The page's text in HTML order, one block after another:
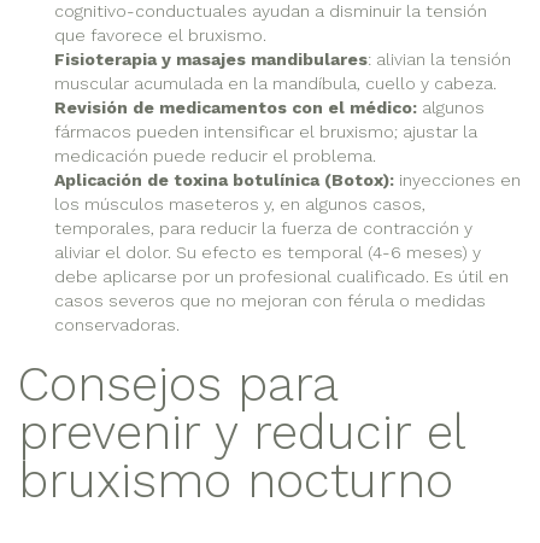
cognitivo-conductuales ayudan a disminuir la tensión
que favorece el bruxismo.
Fisioterapia y masajes mandibulares: alivian la tensión
muscular acumulada en la mandíbula, cuello y cabeza.
Revisión de medicamentos con el médico: algunos
fármacos pueden intensificar el bruxismo; ajustar la
medicación puede reducir el problema.
Aplicación de toxina botulínica (Botox): inyecciones en
los músculos maseteros y, en algunos casos,
temporales, para reducir la fuerza de contracción y
aliviar el dolor. Su efecto es temporal (4-6 meses) y
debe aplicarse por un profesional cualificado. Es útil en
casos severos que no mejoran con férula o medidas
conservadoras.
Consejos para
prevenir y reducir el
bruxismo nocturno